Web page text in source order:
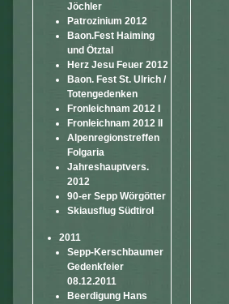
Jöchler
Patrozinium 2012
Baon.Fest Haiming
und Ötztal
Herz Jesu Feuer 2012
Baon. Fest St. Ulrich /
Totengedenken
Fronleichnam 2012 I
Fronleichnam 2012 II
Alpenregionstreffen
Folgaria
Jahreshauptvers.
2012
90-er Sepp Wörgötter
Skiausflug Südtirol
2011
Sepp-Kerschbaumer
Gedenkfeier
08.12.2011
Beerdigung Hans